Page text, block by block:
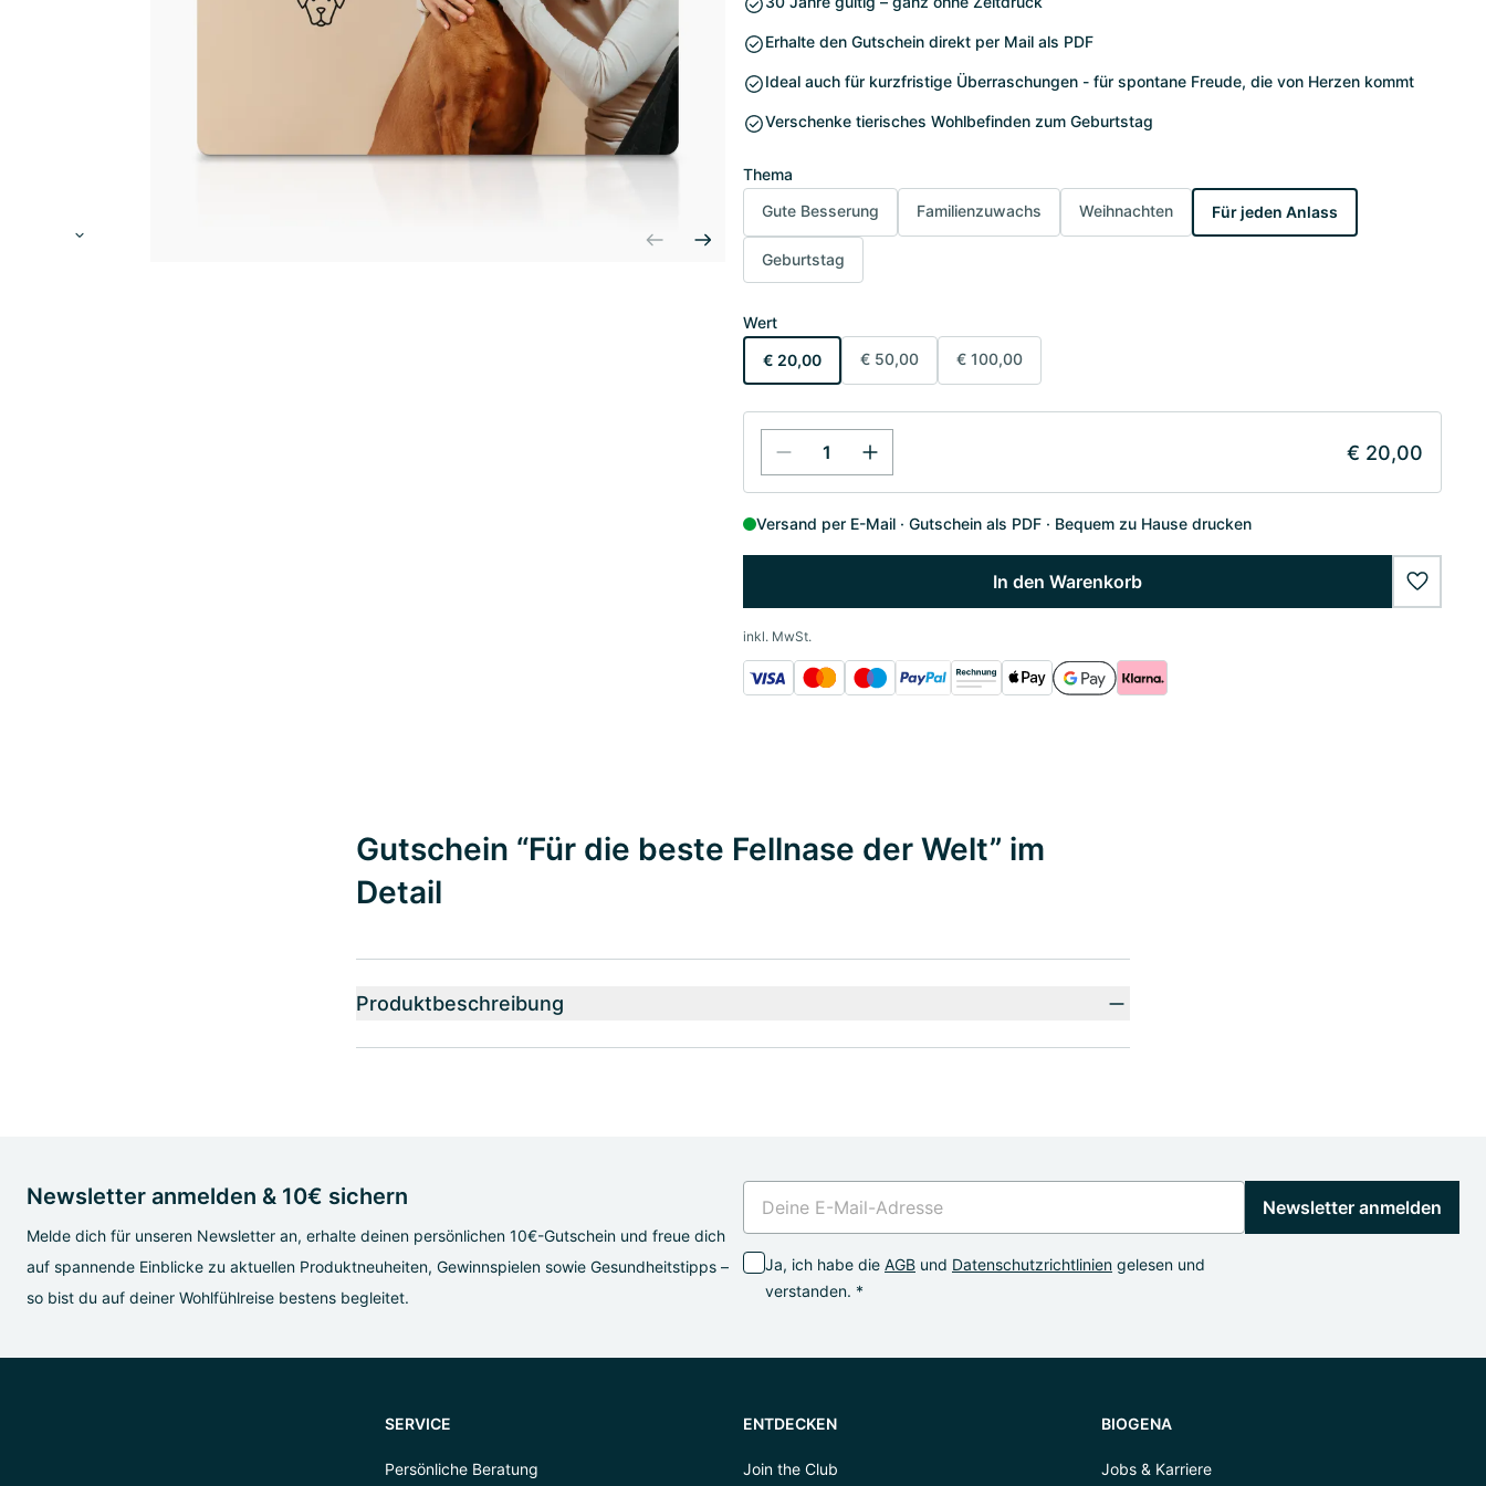
Erhalte den Gutschein direkt per Mail als PDF
Ideal auch für kurzfristige Überraschungen - für spontane Freude, die von Herzen kommt
Verschenke tierisches Wohlbefinden zum Geburtstag
Thema
Gute Besserung
Familienzuwachs Weihnachten Für jeden Anlass
Geburtstag
Wert
€ 20,00
€ 50,00 € 100,00
€ 20,00
Versand per E-Mail Gutschein als PDF Bequem zu Hause drucken
In den Warenkorb
inkl. MwSt.
Gutschein “Für die beste Fellnase der Welt” im
Detail
Produktbeschreibung
Newsletter anmelden & 10€ sichern
Melde dich für unseren Newsletter an, erhalte deinen persönlichen 10€-Gutschein und freue dich
auf spannende Einblicke zu aktuellen Produktneuheiten, Gewinnspielen sowie Gesundheitstipps –
so bist du auf deiner Wohlfühlreise bestens begleitet.
Ja, ich habe die AGB und Datenschutzrichtlinien gelesen und
verstanden. *
Newsletter anmelden
SERVICE
Persönliche Beratung
ENTDECKEN
Join the Club
BIOGENA
Jobs & Karriere